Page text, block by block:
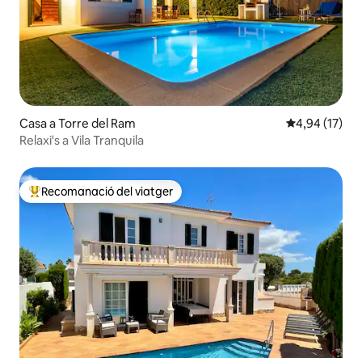
Casa a Torre del Ram 4,94 de
4,94 (17)
Relaxi's a Vila Tranquila
Principals recomanacions dels viatgers
Recomanació del viatger